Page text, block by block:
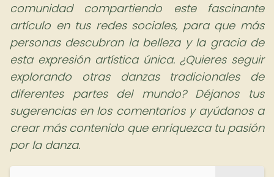
comunidad compartiendo este fascinante
artículo en tus redes sociales, para que más
personas descubran la belleza y la gracia de
esta expresión artística única. ¿Quieres seguir
explorando otras danzas tradicionales de
diferentes partes del mundo? Déjanos tus
sugerencias en los comentarios y ayúdanos a
crear más contenido que enriquezca tu pasión
por la danza.